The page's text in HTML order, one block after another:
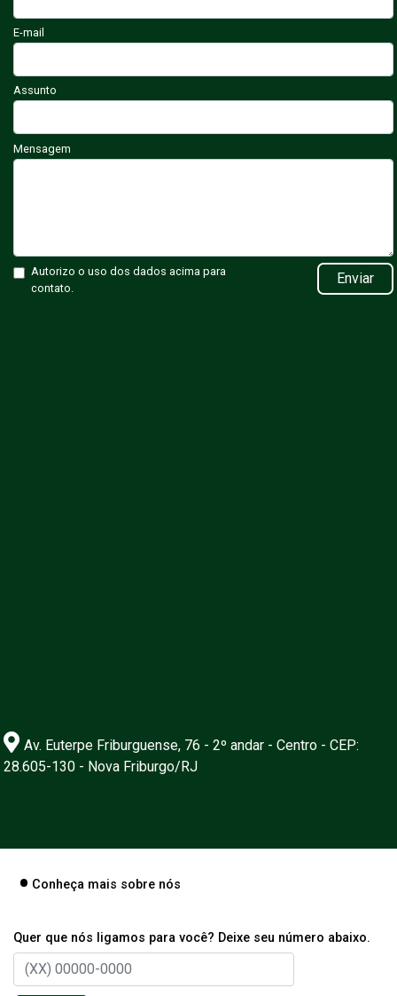
E-mail
Assunto
Mensagem
Autorizo o uso dos dados acima para
contato.
Enviar
Av. Euterpe Friburguense, 76 - 2º andar - Centro - CEP:
28.605-130 - Nova Friburgo/RJ
Conheça mais sobre nós
Quer que nós ligamos para você? Deixe seu número abaixo.